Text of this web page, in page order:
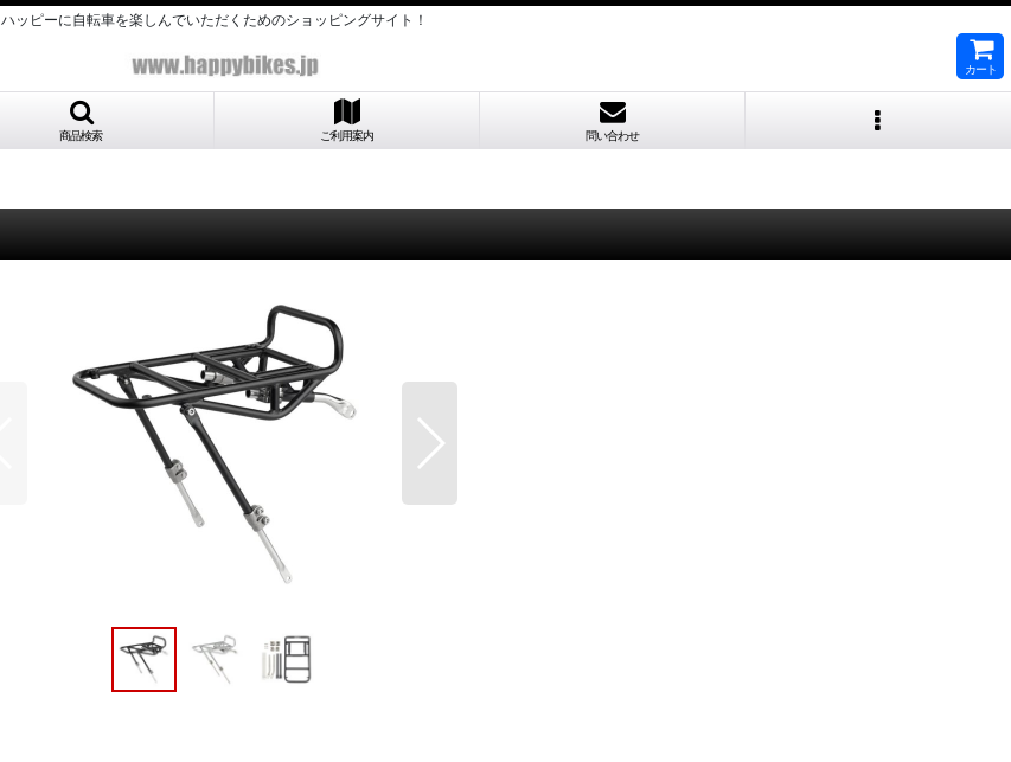
ハッピーに自転車を楽しんでいただくためのショッピングサイト！
カート
商品検索 ご利用案内 問い合わせ